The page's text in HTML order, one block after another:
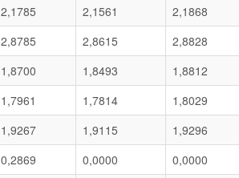
2,1785 2,1561
2,1868
2,8785 2,8615
2,8828
1,8700 1,8493
1,8812
1,7961 1,7814
1,8029
1,9267 1,9115
1,9296
0,2869 0,0000
0,0000